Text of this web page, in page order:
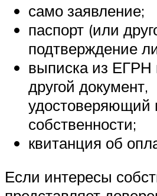
само заявление;
паспорт (или
подтверждение
выписка из
другой документ,
удостоверяющий
собственности;
квитанция об
Если интересы